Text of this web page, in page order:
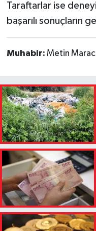
Taraftarlar ise
başarılı sonuçların
Muhabir: Metin